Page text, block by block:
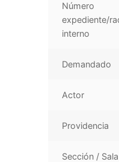
Número
expediente/
interno
Demandado
Actor
Providencia
Sección / Sala